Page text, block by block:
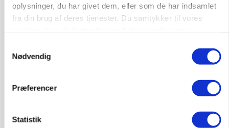
oplysninger, du har givet dem, eller som de har indsamlet
fra din brug af deres tjenester. Du samtykker til vores
Nødvendig
Præferencer
Statistik
blevet klogere. Det kunne vi alle lære af